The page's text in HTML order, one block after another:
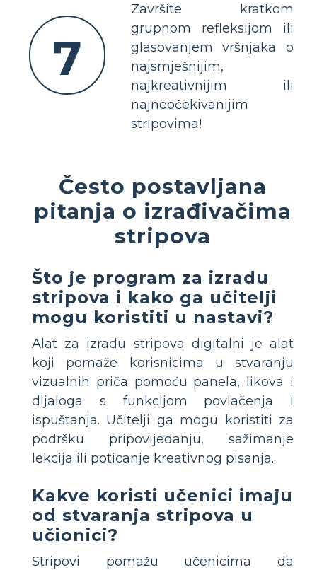
7
Završite kratkom
grupnom refleksijom ili
glasovanjem vršnjaka o
najsmješnijim,
najkreativnijim ili
najneočekivanijim
stripovima!
Često postavljana
pitanja o izrađivačima
stripova
Što je program za izradu
stripova i kako ga učitelji
mogu koristiti u nastavi?
Alat za izradu stripova digitalni je alat
koji pomaže korisnicima u stvaranju
vizualnih priča pomoću panela, likova i
dijaloga s funkcijom povlačenja i
ispuštanja. Učitelji ga mogu koristiti za
podršku pripovijedanju, sažimanje
lekcija ili poticanje kreativnog pisanja.
Kakve koristi učenici imaju
od stvaranja stripova u
učionici?
Stripovi pomažu učenicima da